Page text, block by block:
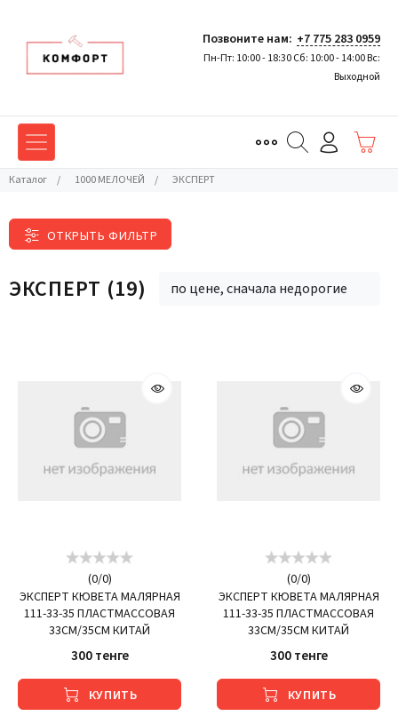
Позвоните нам: +7 775 283 0959
Пн-Пт: 10:00 - 18:30 Сб: 10:00 - 14:00 Вс:
Выходной
Каталог / 1000 МЕЛОЧЕЙ / ЭКСПЕРТ
ОТКРЫТЬ ФИЛЬТР
ЭКСПЕРТ (19) по цене, сначала недорогие
(0/0)
ЭКСПЕРТ КЮВЕТА МАЛЯРНАЯ
111-33-35 ПЛАСТМАССОВАЯ
33СМ/35СМ КИТАЙ
300 тенге
КУПИТЬ
(0/0)
ЭКСПЕРТ КЮВЕТА МАЛЯРНАЯ
111-33-35 ПЛАСТМАССОВАЯ
33СМ/35СМ КИТАЙ
300 тенге
КУПИТЬ